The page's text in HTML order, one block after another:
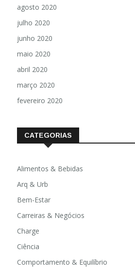
agosto 2020
julho 2020
junho 2020
maio 2020
abril 2020
março 2020
fevereiro 2020
CATEGORIAS
Alimentos & Bebidas
Arq & Urb
Bem-Estar
Carreiras & Negócios
Charge
Ciência
Comportamento & Equilíbrio